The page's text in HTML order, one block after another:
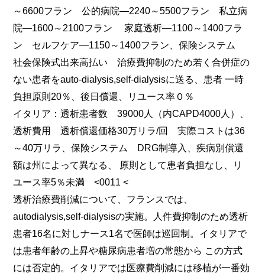
～6600フラン 公的病院―2240～5500フラン 私立病
院―1600～2100フラン 家庭透析―1100～1400フラ
ン セルフケア―1150～1400フラン、保険システム
社会保険式出来高払い 治療費抑制のため若く合併症の
ない患者をauto-dialysis,self-dialysisに送る、患者 一時
負担原則20％、後日償還、リユース率０％
イタリア：透析患者数 39000人（内CAPD4000人）、
透析費用 透析償還価格30万リラ/回 実際コストは36
～40万リラ、保険システム DRG制導入、疾病別償還
額は州によって異なる、 原則として患者負担なし、リ
ユース率5％未満 <0011 <
透析治療費削減について、フランスでは、
autodialysis,self-dialysisの実施。人件費抑制のため透析
患者16名に対しナース1名で医師は巡回制。イタリアで
は患者年齢の上昇や糖尿病患者増の常態から この方式
には否定的。イタリアでは医療費削減には移植が一番効